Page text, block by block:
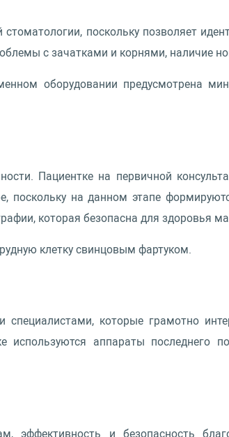
поскольку позволяет
с зачатками и корнями, наличие
оборудовании предусмотрена
Пациентке на первичной
поскольку на данном этапе
которая безопасна для здоровья
клетку свинцовым фартуком.
которые грамотно
аппараты последнего
эффективность и безопасность